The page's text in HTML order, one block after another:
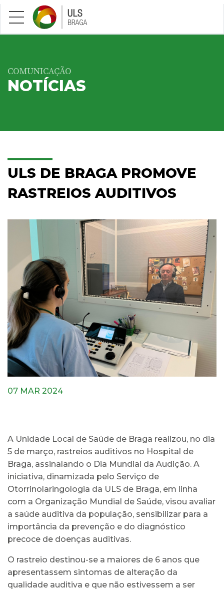
Saltar para conteúdo principal
COMUNICAÇÃO
NOTÍCIAS
ULS DE BRAGA PROMOVE
RASTREIOS AUDITIVOS
07 MAR 2024
A Unidade Local de Saúde de Braga realizou, no dia
5 de março, rastreios auditivos no Hospital de
Braga, assinalando o Dia Mundial da Audição. A
iniciativa, dinamizada pelo Serviço de
Otorrinolaringologia da ULS de Braga, em linha
com a Organização Mundial de Saúde, visou avaliar
a saúde auditiva da população, sensibilizar para a
importância da prevenção e do diagnóstico
precoce de doenças auditivas.
O rastreio destinou-se a maiores de 6 anos que
apresentassem sintomas de alteração da
qualidade auditiva e que não estivessem a ser